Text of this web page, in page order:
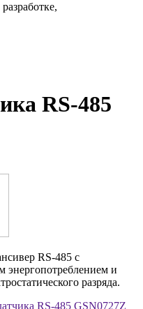
RS-485
RS-485 с
и
разряда.
RS-485 GSN0727Z